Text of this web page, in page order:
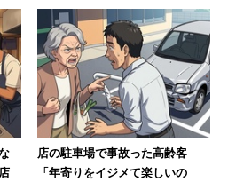
店の駐車場で事故った高齢客
「年寄りをイジメて楽しいの